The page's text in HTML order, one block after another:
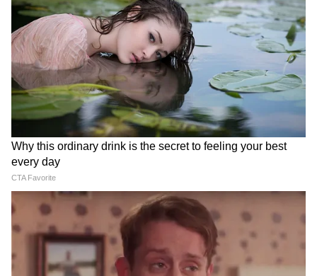
করা আপনাকে আপনার সঙ্গীকে আরও বেশি
ভালবাসতে বাধ্য করবে। আপনার ভাগ্য সব সময়
আপনার পাশে থাকে এবং সেই কারণেই সাফল্য
আপনার পায়ে চুমু খাচ্ছে।
6
Image Credit :